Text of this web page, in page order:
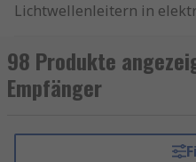
Lichtwellenleitern in
wandeln die Signale dann
um. Die Empfänger
Photodetektoren genannt
logikkompatiblen Ausgang
98 Produkte
Empfänger